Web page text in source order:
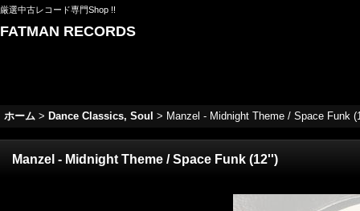
厳選中古レコード専門Shop !!
FATMAN RECORDS
ホーム > Dance Classics, Soul > Manzel - Midnight Theme / Space Funk
Manzel - Midnight Theme / Space Funk (12'')